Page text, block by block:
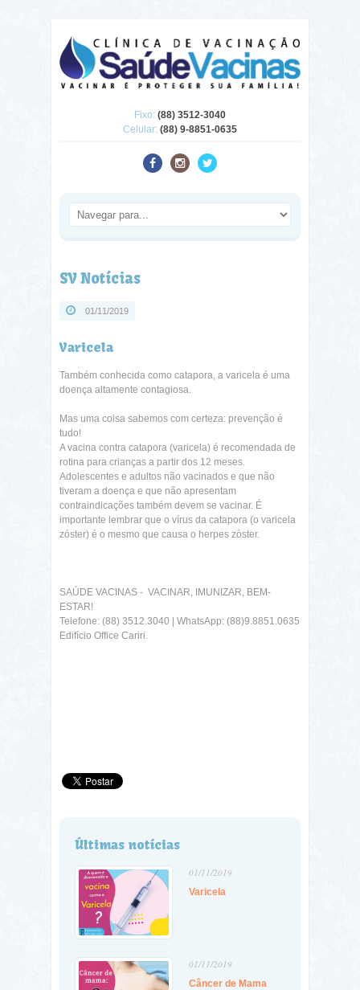
Fixo: (88) 3512-3040
Celular: (88) 9-8851-0635
SV Notícias
01/11/2019
Varicela
Também conhecida como catapora, a varicela é uma
doença altamente contagiosa.
Mas uma coisa sabemos com certeza: prevenção é
tudo!
A vacina contra catapora (varicela) é recomendada de
rotina para crianças a partir dos 12 meses.
Adolescentes e adultos não vacinados e que não
tiveram a doença e que não apresentam
contraindicações também devem se vacinar. É
importante lembrar que o vírus da catapora (o varicela
zóster) é o mesmo que causa o herpes zóster.
SAÚDE VACINAS - VACINAR, IMUNIZAR, BEM-
ESTAR!
Telefone: (88) 3512.3040 | WhatsApp: (88)9.8851.0635
Edifício Office Cariri.
Últimas notícias
01/11/2019
Varicela
01/11/2019
Câncer de Mama